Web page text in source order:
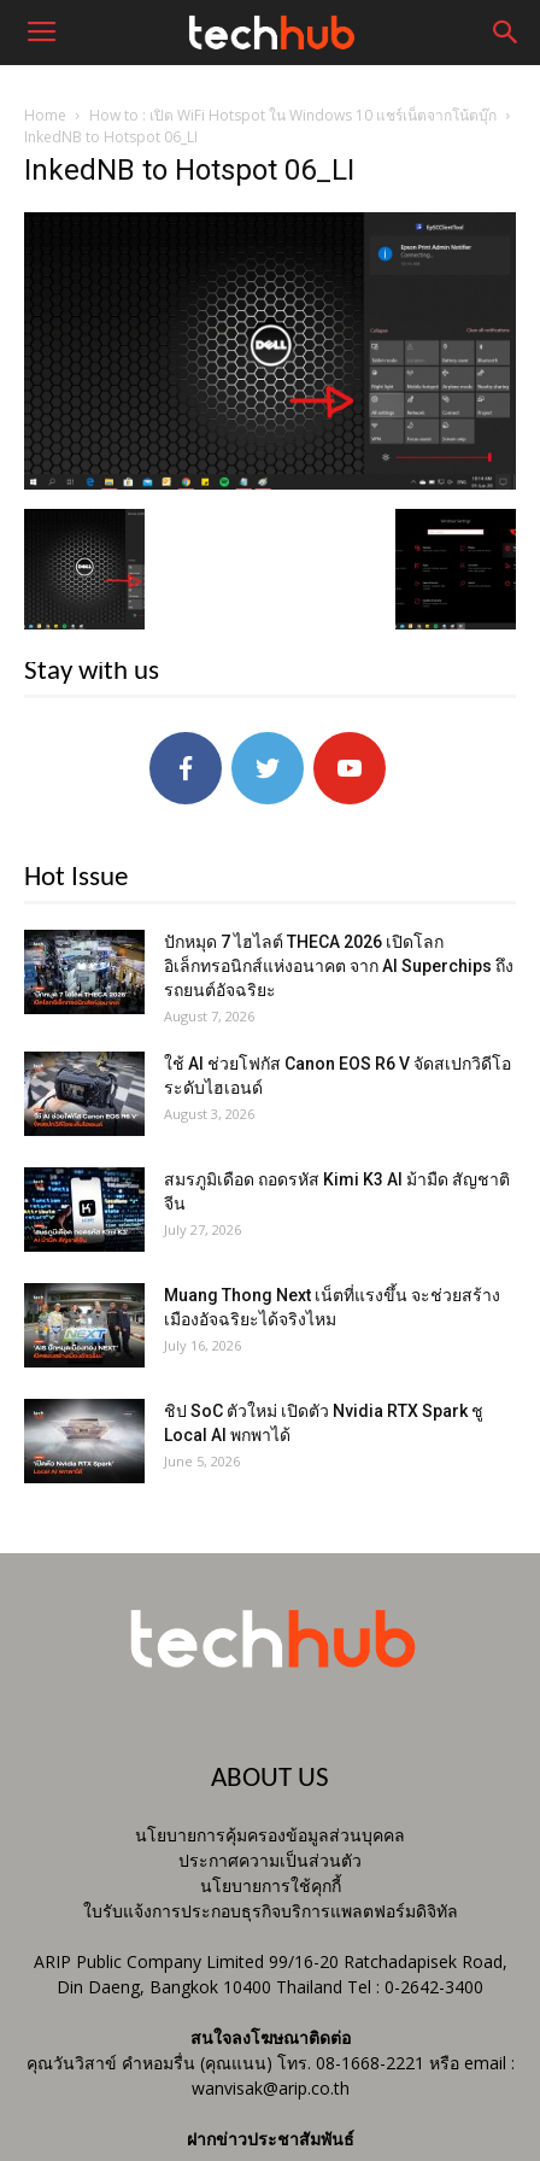
Home
How to : เปิด WiFi Hotspot ใน Windows 10 แชร์เน็ตจากโน้ตบุ๊ก
InkedNB to Hotspot 06_LI
InkedNB to Hotspot 06_LI
Stay with us
Hot Issue
ปักหมุด 7 ไฮไลต์ THECA 2026 เปิดโลก
อิเล็กทรอนิกส์แห่งอนาคต จาก AI Superchips ถึง
รถยนต์อัจฉริยะ
August 7, 2026
ใช้ AI ช่วยโฟกัส Canon EOS R6 V จัดสเปกวิดีโอ
ระดับไฮเอนด์
August 3, 2026
สมรภูมิเดือด ถอดรหัส Kimi K3 AI ม้ามืด สัญชาติ
จีน
July 27, 2026
Muang Thong Next เน็ตที่แรงขึ้น จะช่วยสร้าง
เมืองอัจฉริยะได้จริงไหม
July 16, 2026
ชิป SoC ตัวใหม่ เปิดตัว Nvidia RTX Spark ชู
Local AI พกพาได้
June 5, 2026
ABOUT US
นโยบายการคุ้มครองข้อมูลส่วนบุคคล
ประกาศความเป็นส่วนตัว
นโยบายการใช้คุกกี้
ใบรับแจ้งการประกอบธุรกิจบริการแพลตฟอร์มดิจิทัล
ARIP Public Company Limited 99/16-20 Ratchadapisek Road,
Din Daeng, Bangkok 10400 Thailand Tel : 0-2642-3400
สนใจลงโฆษณาติดต่อ
คุณวันวิสาข์ คำหอมรื่น (คุณแนน) โทร. 08-1668-2221 หรือ email :
wanvisak@arip.co.th
ฝากข่าวประชาสัมพันธ์